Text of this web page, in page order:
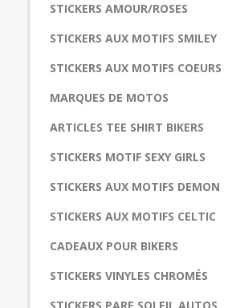
STICKERS AMOUR/ROSES
STICKERS AUX MOTIFS SMILEY
STICKERS AUX MOTIFS COEURS
MARQUES DE MOTOS
ARTICLES TEE SHIRT BIKERS
STICKERS MOTIF SEXY GIRLS
STICKERS AUX MOTIFS DEMON
STICKERS AUX MOTIFS CELTIC
CADEAUX POUR BIKERS
STICKERS VINYLES CHROMÉS